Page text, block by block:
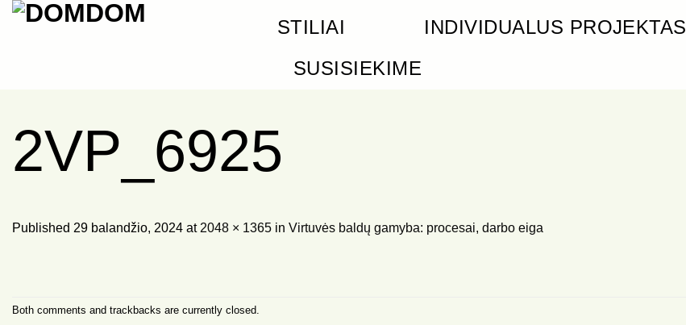
Skip
STILIAI INDIVIDUALUS PROJEKTAS
SUSISIEKIME
2VP_6925
Published 29 balandžio, 2024 at 2048 × 1365 in Virtuvės baldų gamyba: procesai, darbo eiga
Both comments and trackbacks are currently closed.